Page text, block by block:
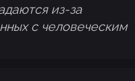
из-за
с человеческим